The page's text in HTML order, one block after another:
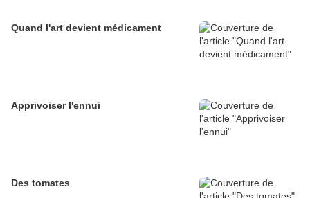
Quand l'art devient médicament
Apprivoiser l'ennui
Des tomates